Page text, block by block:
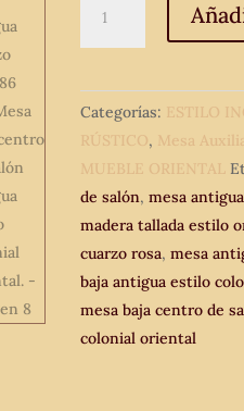
baja
cuarzo
rosa
86
cm.
Mesa
baja
centro
de
salón
antigua
Categorías: ESTILO
RÚSTICO, Mesa
MUEBLE ORIENTAL
de salón,mesa
madera tallada estilo
cuarzo rosa,mesa
baja antigua estilo
mesa baja centro de
colonial oriental